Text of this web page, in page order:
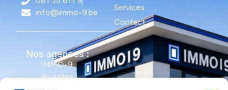
info@immo-9.be
Nos agences :
IMMO-9
Bruxelles |
Services
Contact